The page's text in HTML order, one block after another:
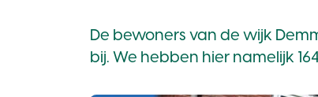
De bewoners van de wijk
bij. We hebben hier namelijk